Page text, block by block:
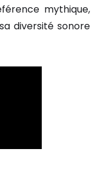
mythique,
diversité sonore